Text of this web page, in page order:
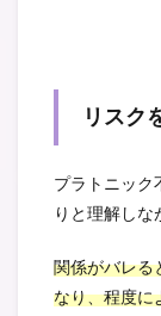
リスク
プラトニック
りと理解しな
関係がバレる
なり、程度に